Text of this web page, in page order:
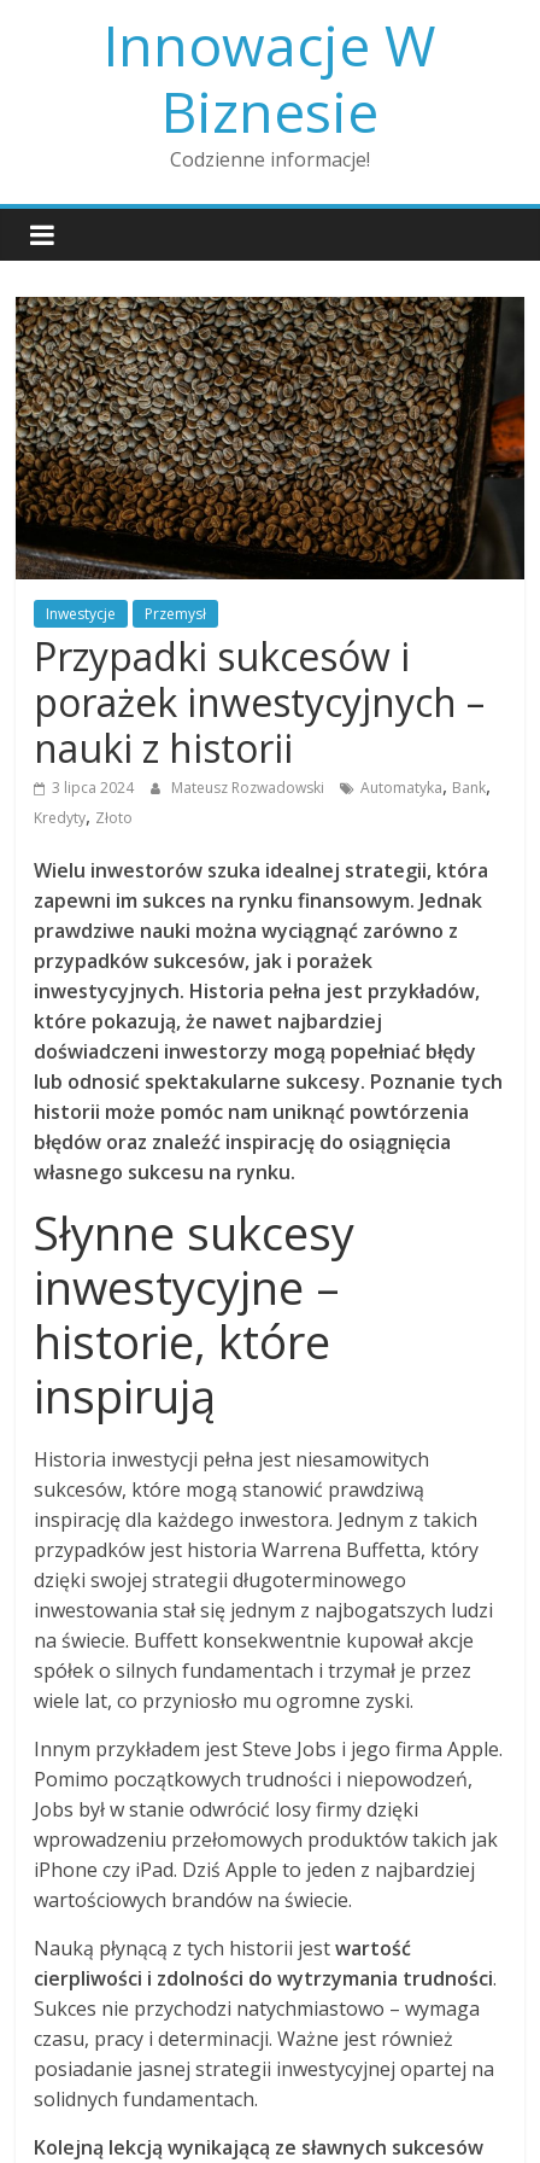
Innowacje W
Biznesie
Codzienne informacje!
Inwestycje Przemysł
Przypadki sukcesów i
porażek inwestycyjnych –
nauki z historii
3 lipca 2024 Mateusz Rozwadowski Automatyka, Bank,
Kredyty, Złoto
Wielu inwestorów szuka idealnej strategii, która
zapewni im sukces na rynku finansowym. Jednak
prawdziwe nauki można wyciągnąć zarówno z
przypadków sukcesów, jak i porażek
inwestycyjnych. Historia pełna jest przykładów,
które pokazują, że nawet najbardziej
doświadczeni inwestorzy mogą popełniać błędy
lub odnosić spektakularne sukcesy. Poznanie tych
historii może pomóc nam uniknąć powtórzenia
błędów oraz znaleźć inspirację do osiągnięcia
własnego sukcesu na rynku.
Słynne sukcesy
inwestycyjne –
historie, które
inspirują
Historia inwestycji pełna jest niesamowitych
sukcesów, które mogą stanowić prawdziwą
inspirację dla każdego inwestora. Jednym z takich
przypadków jest historia Warrena Buffetta, który
dzięki swojej strategii długoterminowego
inwestowania stał się jednym z najbogatszych ludzi
na świecie. Buffett konsekwentnie kupował akcje
spółek o silnych fundamentach i trzymał je przez
wiele lat, co przyniosło mu ogromne zyski.
Innym przykładem jest Steve Jobs i jego firma Apple.
Pomimo początkowych trudności i niepowodzeń,
Jobs był w stanie odwrócić losy firmy dzięki
wprowadzeniu przełomowych produktów takich jak
iPhone czy iPad. Dziś Apple to jeden z najbardziej
wartościowych brandów na świecie.
Nauką płynącą z tych historii jestwartość
cierpliwości i zdolności do wytrzymania trudności.
Sukces nie przychodzi natychmiastowo – wymaga
czasu, pracy i determinacji. Ważne jest również
posiadanie jasnej strategii inwestycyjnej opartej na
solidnych fundamentach.
Kolejną lekcją wynikającą ze sławnych sukcesów